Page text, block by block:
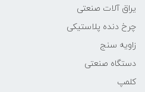
یراق آلات صنعتی
چرخ دنده پلاستیکی
زاویه سنج
دستگاه صنعتی
کلمپ